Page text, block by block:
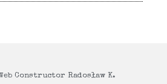
Constructor Radosław K.